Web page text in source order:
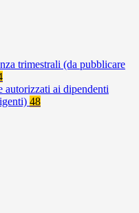
trimestrali (da pubblicare
autorizzati ai dipendenti
48